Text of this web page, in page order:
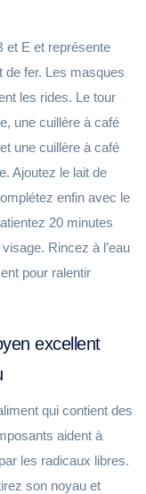
et E et représente
de fer. Les masques
les rides. Le tour
une cuillère à café
une cuillère à café
Ajoutez le lait de
enfin avec le
20 minutes
Rincez à l’eau
pour ralentir
excellent
qui contient des
aident à
les radicaux libres.
son noyau et